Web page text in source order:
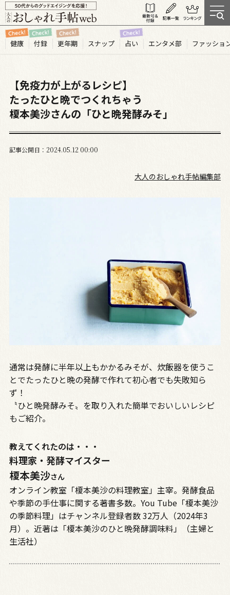
健康 付録 更年期 スナップ 占い エンタメ部 ファッショ
【免疫力が上がるレシピ】
たったひと晩でつくれちゃう
榎本美沙さんの「ひと晩発酵みそ」
記事公開日 2024.05 12 00:00
大人のおしゃれ手帖編集部
通常は発酵に半年以上もかかるみそが、炊飯器を使うこ
とでたったひと晩の発酵で作れて初心者でも失敗知ら
ず！
〝ひと晩発酵みそ〟を取り入れた簡単でおいしいレシピ
もご紹介。
教えてくれたのは・・・
料理家・発酵マイスター
榎本美沙さん
オンライン教室「榎本美沙の料理教室」主宰。発酵食品
や季節の手仕事に関する著書多数。You Tube「榎本美沙
の季節料理」はチャンネル登録者数 32万人（2024年3
月）。近著は「榎本美沙のひと晩発酵調味料」（主婦と
生活社）